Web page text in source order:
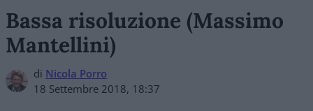
Bassa risoluzione (Massimo
Mantellini)
di Nicola Porro
18 Settembre 2018, 18:37